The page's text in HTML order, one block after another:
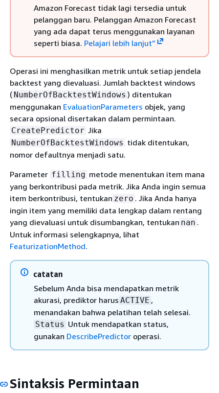
Amazon Forecast tidak lagi tersedia untuk
pelanggan baru. Pelanggan Amazon Forecast
yang ada dapat terus menggunakan layanan
seperti biasa. Pelajari lebih lanjut”
Operasi ini menghasilkan metrik untuk setiap jendela
backtest yang dievaluasi. Jumlah backtest windows
( NumberOfBacktestWindows ) ditentukan
menggunakan EvaluationParameters objek, yang
secara opsional disertakan dalam permintaan.
CreatePredictor Jika
NumberOfBacktestWindows tidak ditentukan,
nomor defaultnya menjadi satu.
Parameter filling metode menentukan item mana
yang berkontribusi pada metrik. Jika Anda ingin semua
item berkontribusi, tentukan zero . Jika Anda hanya
ingin item yang memiliki data lengkap dalam rentang
yang dievaluasi untuk disumbangkan, tentukan nan .
Untuk informasi selengkapnya, lihat
FeaturizationMethod.
catatan
Sebelum Anda bisa mendapatkan metrik
akurasi, prediktor harus ACTIVE ,
menandakan bahwa pelatihan telah selesai.
Status Untuk mendapatkan status,
gunakan DescribePredictor operasi.
Sintaksis Permintaan